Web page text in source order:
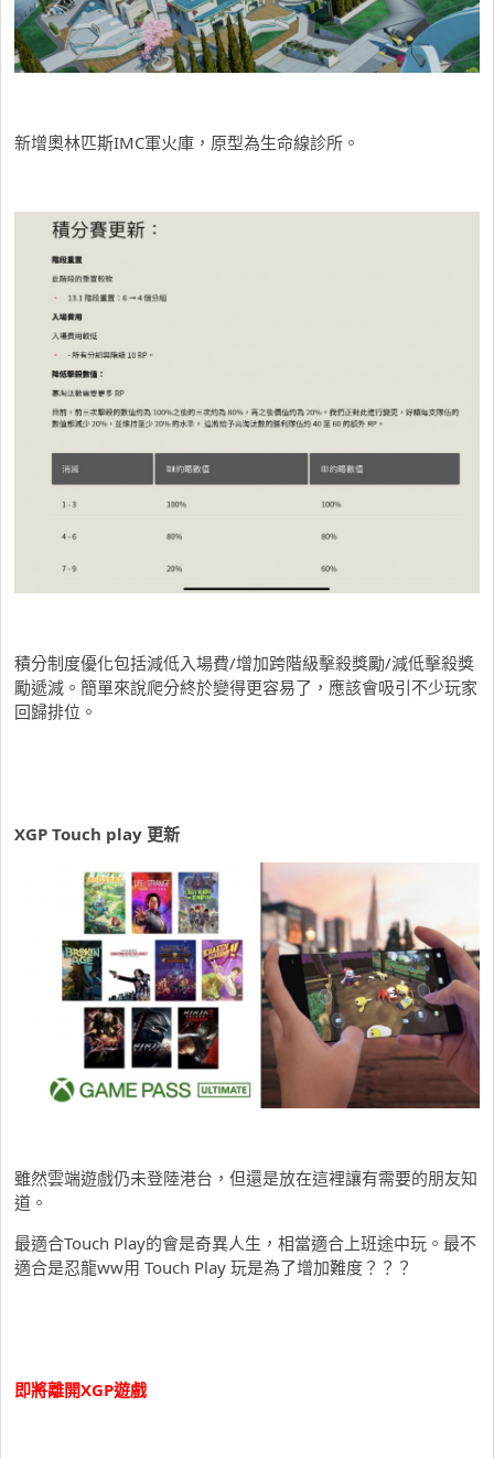
新增奧林匹斯IMC軍火庫，原型為生命線診所。
積分制度優化包括減低入場費/增加跨階級擊殺獎勵/減低擊殺獎
勵遞減。簡單來說爬分終於變得更容易了，應該會吸引不少玩家
回歸排位。
XGP Touch play 更新
雖然雲端遊戲仍未登陸港台，但還是放在這裡讓有需要的朋友知
道。
最適合Touch Play的會是奇異人生，相當適合上班途中玩。最不
適合是忍龍ww用 Touch Play 玩是為了增加難度？？？
即將離開XGP遊戲